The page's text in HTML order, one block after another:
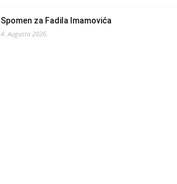
Spomen za Fadila Imamovića
4. Augusta 2026.